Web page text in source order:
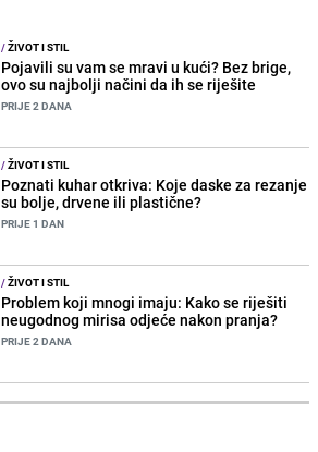
/ŽIVOT I STIL
Pojavili su vam se mravi u kući? Bez brige,
ovo su najbolji načini da ih se riješite
PRIJE 2 DANA
/ŽIVOT I STIL
Poznati kuhar otkriva: Koje daske za rezanje
su bolje, drvene ili plastične?
PRIJE 1 DAN
/ŽIVOT I STIL
Problem koji mnogi imaju: Kako se riješiti
neugodnog mirisa odjeće nakon pranja?
PRIJE 2 DANA